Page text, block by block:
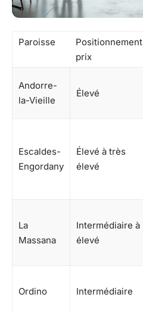
Paroisse
Positionnement
prix
Andorre-
la-Vieille
Élevé
Escaldes-
Engordany
Élevé à très
élevé
La
Massana
Intermédiaire à
élevé
Ordino Intermédiaire